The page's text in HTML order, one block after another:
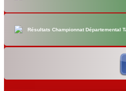
Résultats Championnat Départemental